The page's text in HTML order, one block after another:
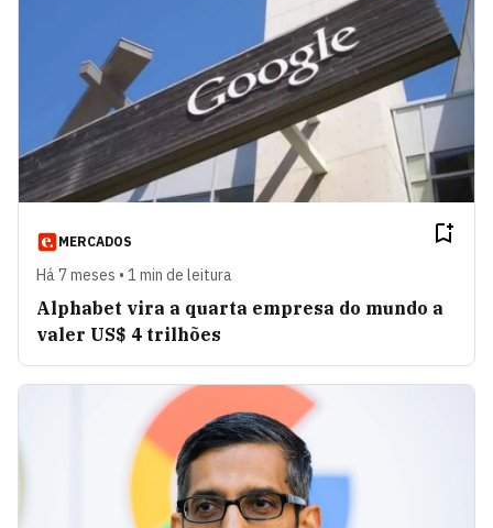
MERCADOS
Há 7 meses • 1 min de leitura
Alphabet vira a quarta empresa do mundo a
valer US$ 4 trilhões